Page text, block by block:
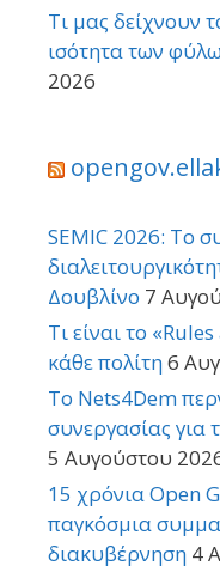
Τι μας δείχνουν
ισότητα των
2026
SEMIC 2026: Το
Δουβλίνο 7
Τι είναι το
κάθε πολίτη6
Το Nets4Dem
συνεργασίας για
5 Αυγούστου
15 χρόνια Open
παγκόσμια
διακυβέρνηση 4